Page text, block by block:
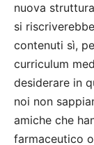
nuova
si
contenuti sì,
curriculum
desiderare in
noi non
amiche che
farmaceutico